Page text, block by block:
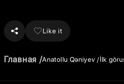
Like it
Главная Anatollu Qəniyev İlk